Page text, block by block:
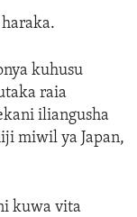
kuhusu
raia
iliangusha
miwil ya Japan,
kuwa vita